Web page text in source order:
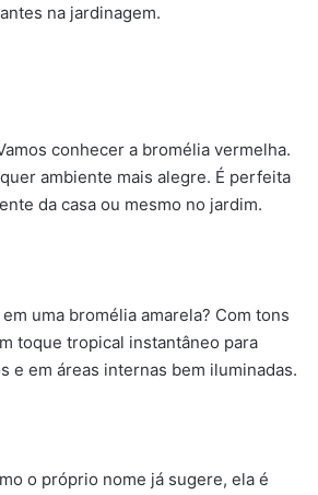
na jardinagem.
conhecer a bromélia vermelha.
ambiente mais alegre. É perfeita
da casa ou mesmo no jardim.
uma bromélia amarela? Com tons
toque tropical instantâneo para
e em áreas internas bem iluminadas.
o próprio nome já sugere, ela é